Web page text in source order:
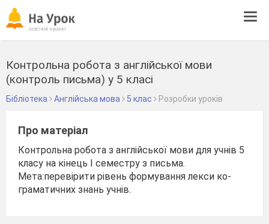
Контрольна робота з англійської мови
(контроль письма) у 5 класі
Бібліотека Англійська мова 5 клас Розробки уроків
Про матеріал
Контрольна робота з англійської мови для учнів 5
класу на кінець І семестру з письма.
Мета:перевірити рівень формування лекси ко-
граматичних знань учнів.